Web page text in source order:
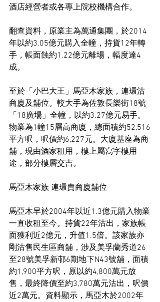
酒店經營者或各專上院校機構合作。
翻查資料，原業主為萬通集團，於2014
年以約3.05億元購入全幢，持貨12年轉
手，帳面蝕約1.22億元離場，幅度達4
成。
至於「小巴大王」馬亞木家族，連環沽
商廈及舖位。較大手為佐敦長樂街18號
「18廣場」全幢，以約3.27億元易手。
物業為1幢15層高商廈，總面積約52,516
平方呎，呎價約6,227元。大廈基座為商
舖，現由酒家租用，樓上屬寫字樓用
途，部分樓層交吉。
馬亞木家族 連環賣商廈舖位
馬亞木早於2004年以近1.3億元購入物業
一直收租至今。持貨22年沽出，家族帳
面獲利近2億元，升值1.5倍。該家族亦
剛沽售民生區商舖，涉及美孚蘭秀道26
至28號美孚新邨6期地下N43號舖，面積
約1,900平方呎，原以約4,800萬元放
售，最終降價至約3,780萬元沽出，呎價
近2萬元。資料顯示，馬亞木於2002年